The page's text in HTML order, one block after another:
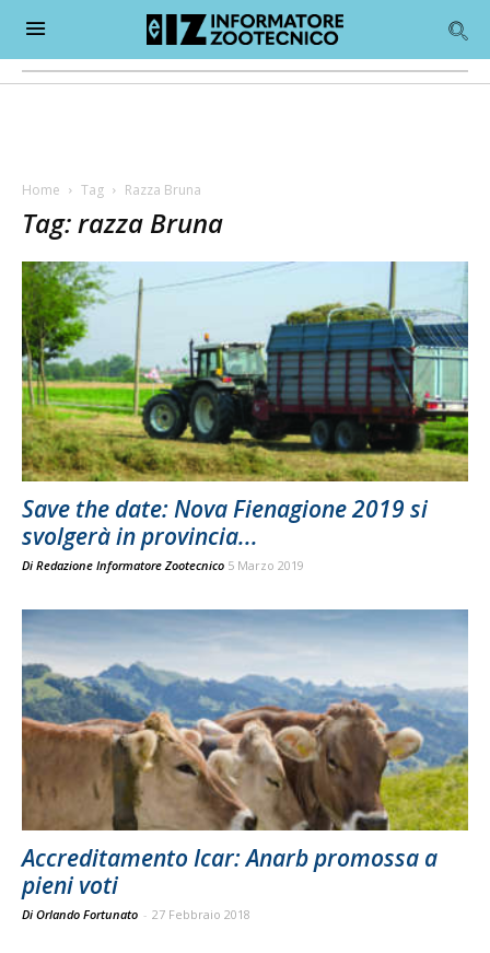
Home Tag Razza Bruna
Tag: razza Bruna
Save the date: Nova Fienagione 2019 si
svolgerà in provincia...
Di Redazione Informatore Zootecnico 5 Marzo 2019
Accreditamento Icar: Anarb promossa a
pieni voti
Di Orlando Fortunato - 27 Febbraio 2018